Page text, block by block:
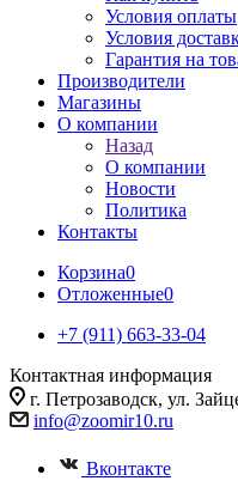
Условия оплаты
Условия
Гарантия на
Производители
Магазины
О компании
Назад
О компании
Новости
Политика
Контакты
Корзина0
Отложенные0
+7 (911) 663-33-04
Контактная информация
г. Петрозаводск, ул.
info@zoomir10.ru
Вконтакте